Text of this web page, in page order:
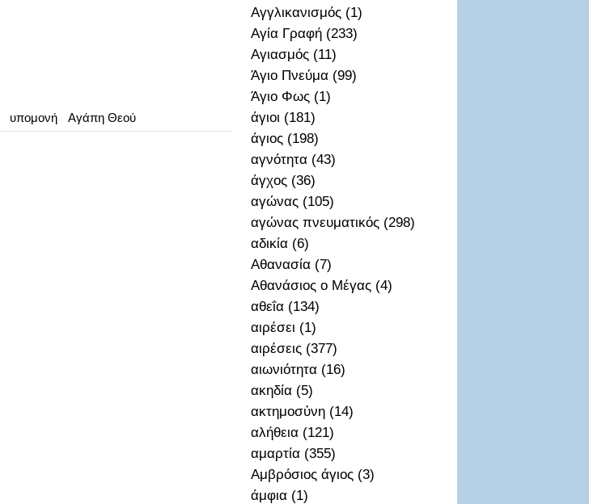
υπομονή Αγάπη Θεού
Αγγλικανισμός (1)
Αγία Γραφή (233)
Αγιασμός (11)
Άγιο Πνεύμα (99)
Άγιο Φως (1)
άγιοι (181)
άγιος (198)
αγνότητα (43)
άγχος (36)
αγώνας (105)
αγώνας πνευματικός (298)
αδικία (6)
Αθανασία (7)
Αθανάσιος ο Μέγας (4)
αθεΐα (134)
αιρέσει (1)
αιρέσεις (377)
αιωνιότητα (16)
ακηδία (5)
ακτημοσὐνη (14)
αλήθεια (121)
αμαρτία (355)
Αμβρόσιος άγιος (3)
άμφια (1)